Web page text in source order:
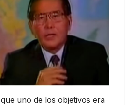
uno de los objetivos era